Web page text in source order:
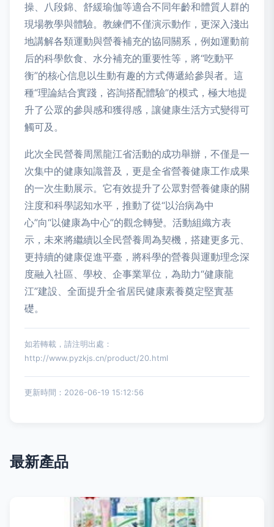
操、八段錦、舒緩瑜伽等適合不同年齡和體質人群的
現場教學與體驗。教練們不僅演示動作，更深入淺出
地講解各類運動與營養補充的協同關系，例如運動前
后的科學飲食、水分補充的重要性等，將“吃動平
衡”的核心信息以生動有趣的方式傳遞給參與者。這
種“理論結合實踐，咨詢搭配體驗”的模式，極大地提
升了公眾的參與感和獲得感，讓健康生活方式變得可
觸可及。
此次全民營養周黑龍江省活動的成功舉辦，不僅是一
次集中的健康知識普及，更是全省營養健康工作成果
的一次生動展示。它有效提升了公眾對營養健康的關
注度和科學認知水平，推動了從“以治病為中
心”向“以健康為中心”的觀念轉變。活動組織方表
示，未來將繼續以全民營養周為契機，搭建更多元、
更持續的健康促進平臺，將科學的營養與運動理念深
度融入社區、學校、企事業單位，為助力“健康龍
江”建設、全面提升全省居民健康素養奠定堅實基
礎。
如若轉載，請注明出處：
http://www.pyzkjs.cn/product/20.html
更新時間：2026-06-19 15:12:56
最新產品